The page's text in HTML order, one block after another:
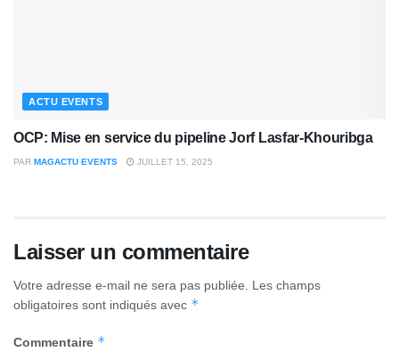
ACTU EVENTS
OCP: Mise en service du pipeline Jorf Lasfar-Khouribga
PAR MAGACTU EVENTS JUILLET 15, 2025
Laisser un commentaire
Votre adresse e-mail ne sera pas publiée. Les champs
obligatoires sont indiqués avec *
Commentaire *